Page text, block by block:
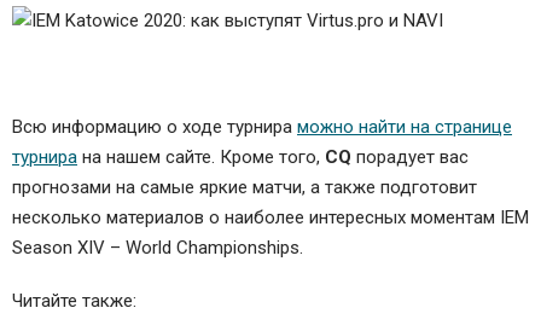
Всю информацию о ходе турнира можно найти на странице
турнира на нашем сайте. Кроме того, CQ порадует вас
прогнозами на самые яркие матчи, а также подготовит
несколько материалов о наиболее интересных моментам IEM
Season XIV – World Championships.
Читайте также: